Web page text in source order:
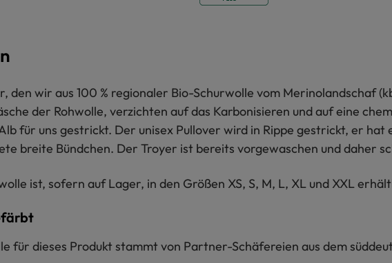
den wir aus 100 % regionaler Bio-Schurwolle vom Merinolandschaf
der Rohwolle, verzichten auf das Karbonisieren und auf eine
für uns gestrickt. Der unisex Pullover wird in Rippe gestrickt, er
breite Bündchen. Der Troyer ist bereits vorgewaschen und daher
ist, sofern auf Lager, in den Größen XS, S, M, L, XL und XXL
für dieses Produkt stammt von Partner-Schäfereien aus dem